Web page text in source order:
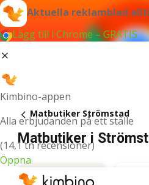
Aktuella reklamblad
Lägg till i Chrome – GRATIS
Kimbino-appen
Alla erbjudanden på ett ställe
(14,1 tn recensioner)
Öppna
Matbutiker Strömstad
Matbutiker i